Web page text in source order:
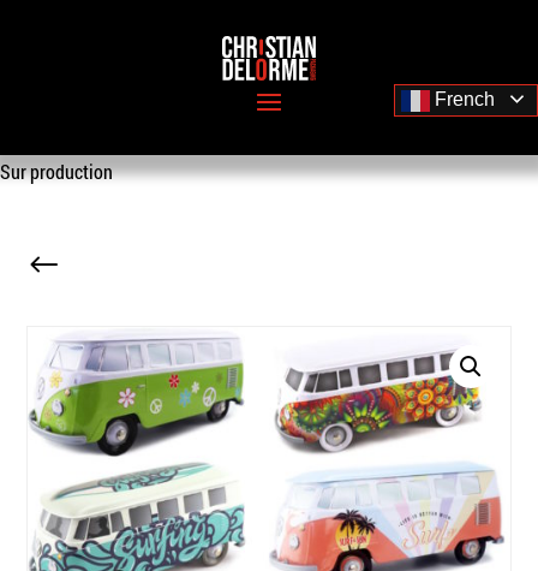
Sur production
#
French